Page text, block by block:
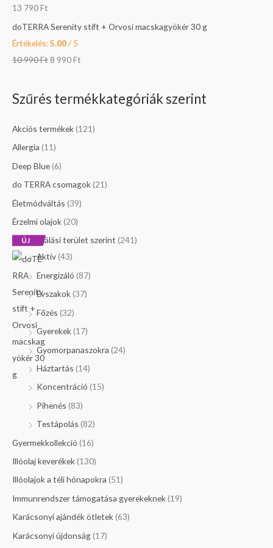
13 790Ft
ÚJ
doTERRA Serenity stift + Orvosi macskagyökér 30 g
Értékelés:5.00/ 5
10 990Ft 8 990Ft
Szűrés termékkategóriák szerint
Akciós termékek(121)
Allergia (11)
Deep Blue(6)
do TERRA csomagok(21)
Életmódváltás (39)
Érzelmi olajok(20)
Felhasználási terület szerint (241)
Aktív(43)
Energizáló (87)
Évszakok(37)
Főzés (32)
Gyerekek(17)
Gyomorpanaszokra (24)
Háztartás (14)
Koncentráció (15)
Pihenés (83)
Testápolás (82)
Gyermekkollekció (16)
Illóolaj keverékek(130)
Illóolajok a téli hónapokra (51)
Immunrendszer támogatása gyerekeknek(19)
Karácsonyi ajándék ötletek(63)
Karácsonyi újdonság(17)